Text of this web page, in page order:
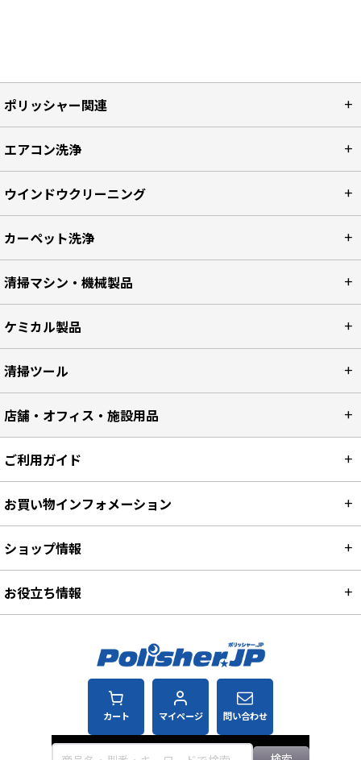
ポリッシャー関連
エアコン洗浄
ウインドウクリーニング
カーペット洗浄
清掃マシン・機械製品
ケミカル製品
清掃ツール
店舗・オフィス・施設用品
カート マイページ 問い合わせ
ご利用ガイド
お買い物インフォメーション
ショップ情報
お役立ち情報